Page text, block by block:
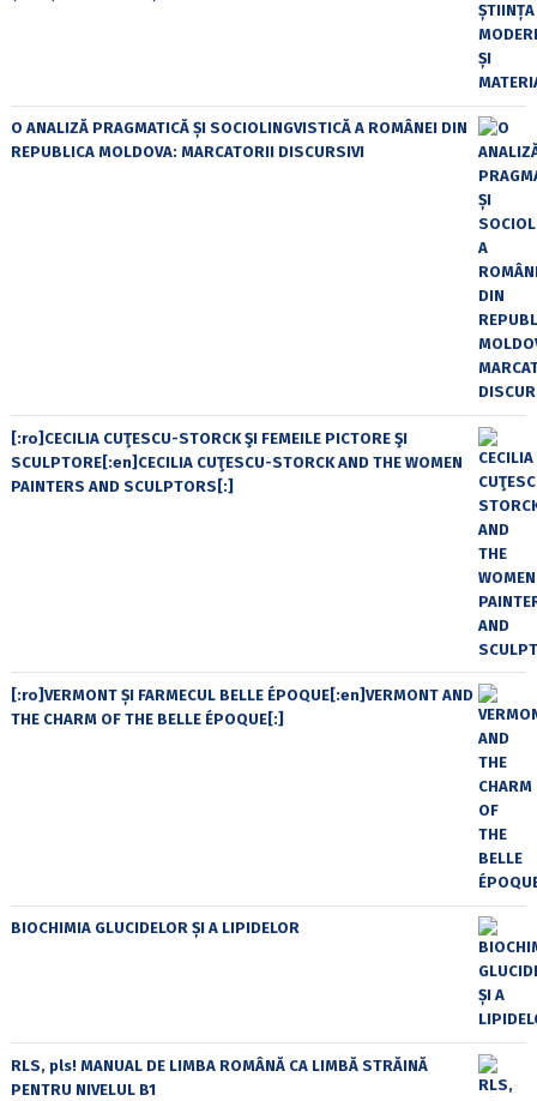
O ANALIZĂ PRAGMATICĂ ȘI SOCIOLINGVISTICĂ A ROMÂNEI DIN
REPUBLICA MOLDOVA: MARCATORII DISCURSIVI
[:ro]CECILIA CUŢESCU-STORCK ŞI FEMEILE PICTORE ŞI
SCULPTORE[:en]CECILIA CUŢESCU-STORCK AND THE WOMEN
PAINTERS AND SCULPTORS[:]
[:ro]VERMONT ȘI FARMECUL BELLE ÉPOQUE[:en]VERMONT AND
THE CHARM OF THE BELLE ÉPOQUE[:]
BIOCHIMIA GLUCIDELOR ȘI A LIPIDELOR
RLS, pls! MANUAL DE LIMBA ROMÂNĂ CA LIMBĂ STRĂINĂ
PENTRU NIVELUL B1